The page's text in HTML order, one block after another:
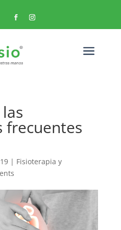
a
frecuentes
| Fisioterapia y